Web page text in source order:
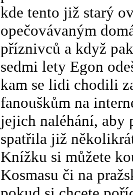
kde tento již starý
opečovávaným
příznivců a když
sedmi lety Egon
kam se lidi chodili
fanouškům na
jejich naléhání, aby
spatřila již
Knížku si můžete
Kosmasu či na